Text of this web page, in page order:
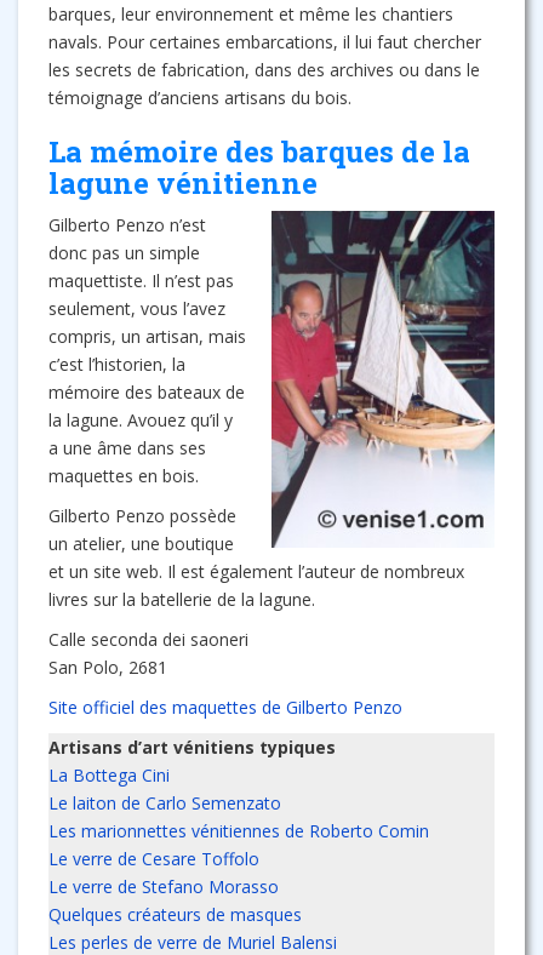
barques, leur environnement et même les chantiers
navals. Pour certaines embarcations, il lui faut chercher
les secrets de fabrication, dans des archives ou dans le
témoignage d’anciens artisans du bois.
La mémoire des barques de la
lagune vénitienne
Gilberto Penzo n’est
donc pas un simple
maquettiste. Il n’est pas
seulement, vous l’avez
compris, un artisan, mais
c’est l’historien, la
mémoire des bateaux de
la lagune. Avouez qu’il y
a une âme dans ses
maquettes en bois.
Gilberto Penzo possède
un atelier, une boutique
et un site web. Il est également l’auteur de nombreux
livres sur la batellerie de la lagune.
Calle seconda dei saoneri
San Polo, 2681
Site officiel des maquettes de Gilberto Penzo
Artisans d’art vénitiens typiques
La Bottega Cini
Le laiton de Carlo Semenzato
Les marionnettes vénitiennes de Roberto Comin
Le verre de Cesare Toffolo
Le verre de Stefano Morasso
Quelques créateurs de masques
Les perles de verre de Muriel Balensi